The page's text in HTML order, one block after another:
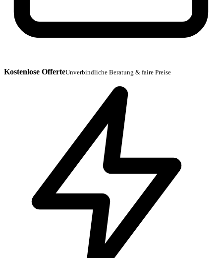
Kostenlose OfferteUnverbindliche Beratung & faire Preise